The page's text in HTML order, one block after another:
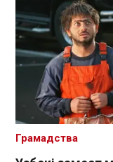
Грамадства